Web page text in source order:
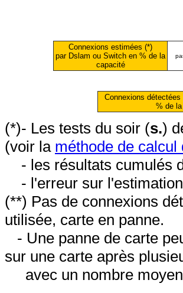
Connexions estimées (*)
par Dslam ou Switch en % de la
capacité
Connexions détectées
% de
(*)- Les tests du soir (s.)
(voir la méthode de
- les résultats cumulés
- l'erreur sur
(**) Pas de connexions
utilisée, carte en panne.
- Une panne de carte
sur une carte après
avec un nombre